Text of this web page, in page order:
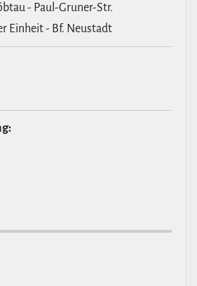
- Paul-Gruner-Str.
Einheit - Bf. Neustadt